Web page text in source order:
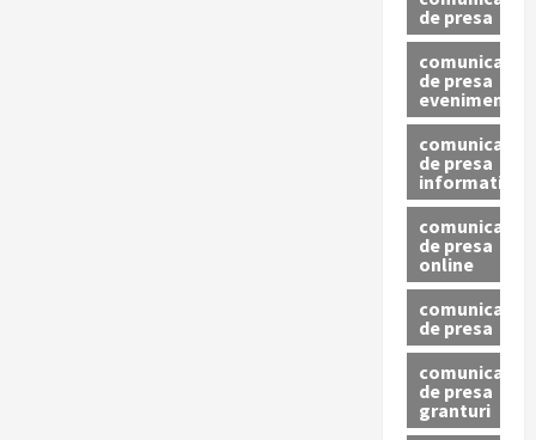
de presa
comunicat
de presa
eveniment
comunicat
de presa
informativ
comunicat
de presa
online
comunicate
de presa
comunicate
de presa
granturi